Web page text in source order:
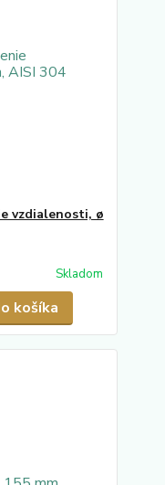
vzdialenosti, ø
Skladom
košíka